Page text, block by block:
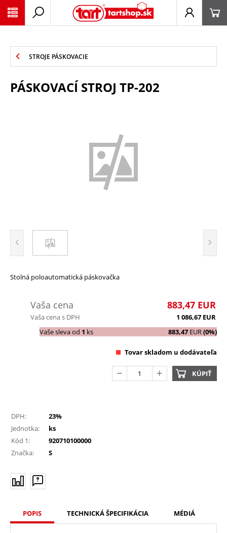
STROJE PÁSKOVACIE
PÁSKOVACÍ STROJ TP-202
Stolná poloautomatická páskovačka
Vaša cena 883,47 EUR
Vaša cena s DPH 1 086,67 EUR
Vaše sleva od 1 ks 883,47 EUR(0%)
Tovar skladom u dodávateľa
KÚPIŤ
DPH:
23%
Jednotka:
ks
Kód 1:
920710100000
Značka:
S
POPIS TECHNICKÁ ŠPECIFIKÁCIA MÉDIÁ